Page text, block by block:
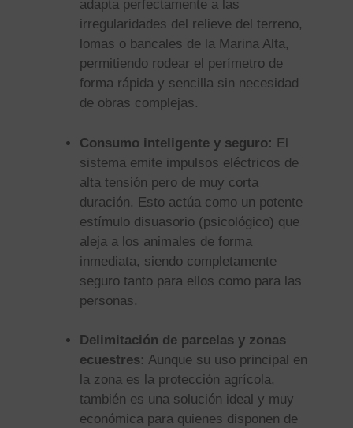
adapta perfectamente a las
irregularidades del relieve del terreno,
lomas o bancales de la Marina Alta,
permitiendo rodear el perímetro de
forma rápida y sencilla sin necesidad
de obras complejas.
Consumo inteligente y seguro: El
sistema emite impulsos eléctricos de
alta tensión pero de muy corta
duración. Esto actúa como un potente
estímulo disuasorio (psicológico) que
aleja a los animales de forma
inmediata, siendo completamente
seguro tanto para ellos como para las
personas.
Delimitación de parcelas y zonas
ecuestres: Aunque su uso principal en
la zona es la protección agrícola,
también es una solución ideal y muy
económica para quienes disponen de